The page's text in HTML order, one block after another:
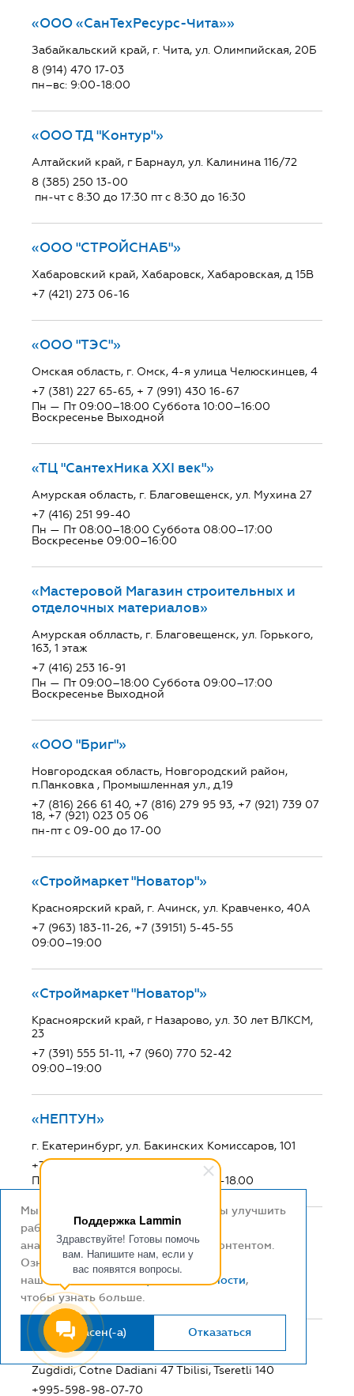
Поддержка Lammin
Здравствуйте! Готовы помочь
вам. Напишите нам, если у
вас появятся вопросы.
Мы используем файлы cookie, чтобы улучшить
работу сайта и
анализировать взаимодействие с контентом.
Ознакомьтесь с
нашей политикой конфиденциальности,
чтобы узнать больше.
Я согласен(-а) Отказаться
«ООО «СанТехРесурс-Чита»»
Забайкальский край, г. Чита, ул. Олимпийская, 20Б
8 (914) 470 17-03
пн–вс: 9:00-18:00
«ООО ТД "Контур"»
Алтайский край, г Барнаул, ул. Калинина 116/72
8 (385) 250 13-00
пн-чт с 8:30 до 17:30 пт с 8:30 до 16:30
«ООО "СТРОЙСНАБ"»
Хабаровский край, Хабаровск, Хабаровская, д 15В
+7 (421) 273 06-16
«ООО "ТЭС"»
Омская область, г. Омск, 4-я улица Челюскинцев, 4
+7 (381) 227 65-65, + 7 (991) 430 16-67
Пн — Пт 09:00–18:00 Суббота 10:00–16:00
Воскресенье Выходной
«ТЦ "СантехНика ХХI век"»
Амурская область, г. Благовещенск, ул. Мухина 27
+7 (416) 251 99-40
Пн — Пт 08:00–18:00 Суббота 08:00–17:00
Воскресенье 09:00–16:00
«Мастеровой Магазин строительных и
отделочных материалов»
Амурская облласть, г. Благовещенск, ул. Горького,
163, 1 этаж
+7 (416) 253 16-91
Пн — Пт 09:00–18:00 Суббота 09:00–17:00
Воскресенье Выходной
«ООО "Бриг"»
Новгородская область, Новгородский район,
п.Панковка , Промышленная ул., д.19
+7 (816) 266 61 40, +7 (816) 279 95 93, +7 (921) 739 07
18, +7 (921) 023 05 06
пн-пт с 09-00 до 17-00
«Строймаркет "Новатор"»
Красноярский край, г. Ачинск, ул. Кравченко, 40А
+7 (963) 183-11-26, +7 (39151) 5-45-55
09:00–19:00
«Строймаркет "Новатор"»
Красноярский край, г Назарово, ул. 30 лет ВЛКСМ,
23
+7 (391) 555 51-11, +7 (960) 770 52-42
09:00–19:00
«НЕПТУН»
г. Екатеринбург, ул. Бакинских Комиссаров, 101
+7 (343) 34-22-111
Пн-Пт: с 9.00-20.00 Сб-Вс: с 10.00-18.00
«СантехЛюкс»
г. Бишкек, улица Интергельпо 1/26. (Кыргызстан)
+996-500-65-20-00
пн-сб 9:00-18:00
«ООО "Steelrex Georgia"»
Zugdidi, Cotne Dadiani 47 Tbilisi, Tseretli 140
+995-598-98-07-70